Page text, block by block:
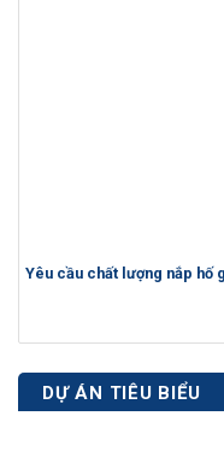
Yêu cầu chất lượng nắp hố
DỰ ÁN TIÊU BIỂU